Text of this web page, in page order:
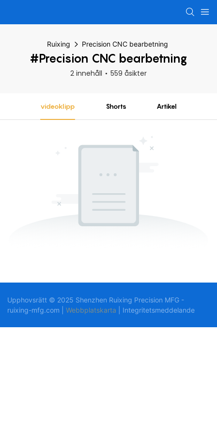
Ruixing Precision CNC bearbetning
#Precision CNC bearbetning
2 innehåll 559 åsikter
videoklipp Shorts Artikel
Upphovsrätt © 2025 Shenzhen Ruixing Precision MFG -
ruixing-mfg.com | Webbplatskarta Integritetsmeddelande